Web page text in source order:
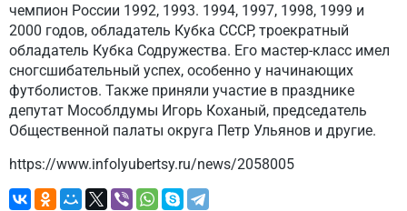
чемпион России 1992, 1993. 1994, 1997, 1998, 1999 и
2000 годов, обладатель Кубка СССР, троекратный
обладатель Кубка Содружества. Его мастер-класс имел
сногсшибательный успех, особенно у начинающих
футболистов. Также приняли участие в празднике
депутат Мособлдумы Игорь Коханый, председатель
Общественной палаты округа Петр Ульянов и другие.
https://www.infolyubertsy.ru/news/2058005